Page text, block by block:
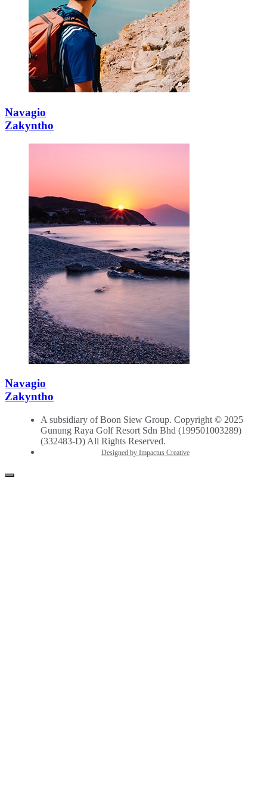
Navagio
Zakyntho
Navagio
Zakyntho
A subsidiary of Boon Siew Group. Copyright © 2025
Gunung Raya Golf Resort Sdn Bhd (199501003289)
(332483-D) All Rights Reserved.
Designed by Impactus Creative